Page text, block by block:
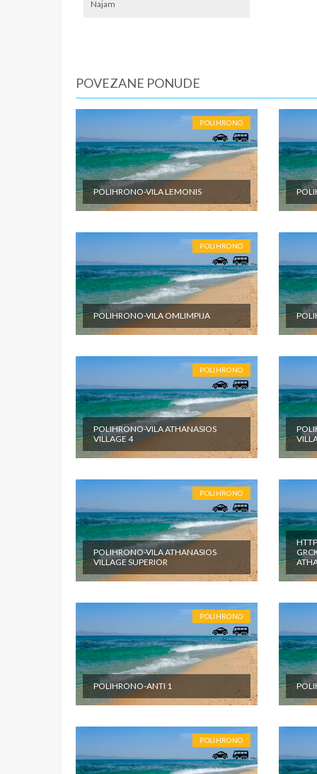
Najam
Fisrt
U
Cena
objektu
U
Cena
je po
ostale
POVEZANE PONUDE
POLIHRONO
POLIHRONO-VILA LEMONIS
POLIHRONO
POLIHRONO-VILA OMLIMPIJA
POLIHRONO
POLIHRONO-VILA ATHANASIOS
VILLAGE 4
POLIHRONO
POLIHRONO-VILA ATHANASIOS
VILLAGE SUPERIOR
POLIHRONO
POLIHRONO-ANTI 1
POLIHRONO